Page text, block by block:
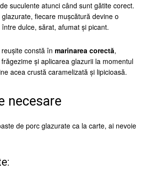
suculente atunci când sunt gătite corect.
fiecare mușcătură devine o
dulce, sărat, afumat și picant.
reușite constă în marinarea corectă,
și aplicarea glazurii la momentul
acea crustă caramelizată și lipicioasă.
necesare
de porc glazurate ca la carte, ai nevoie